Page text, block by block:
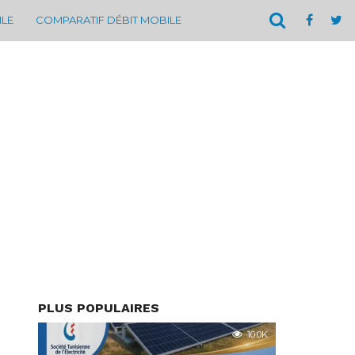
COMPARATIF DÉBIT MOBILE
PLUS POPULAIRES
10.0K